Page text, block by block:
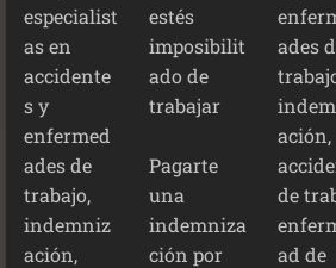
estés
imposibilit
ado de
trabajar
Pagarte
una
indemniza
ción por